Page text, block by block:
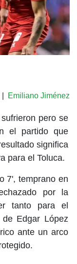
| Emiliano Jiménez
pero se
el partido que
significa
para el Toluca.
7', temprano en
por la
tanto para el
Edgar López
ante un arco